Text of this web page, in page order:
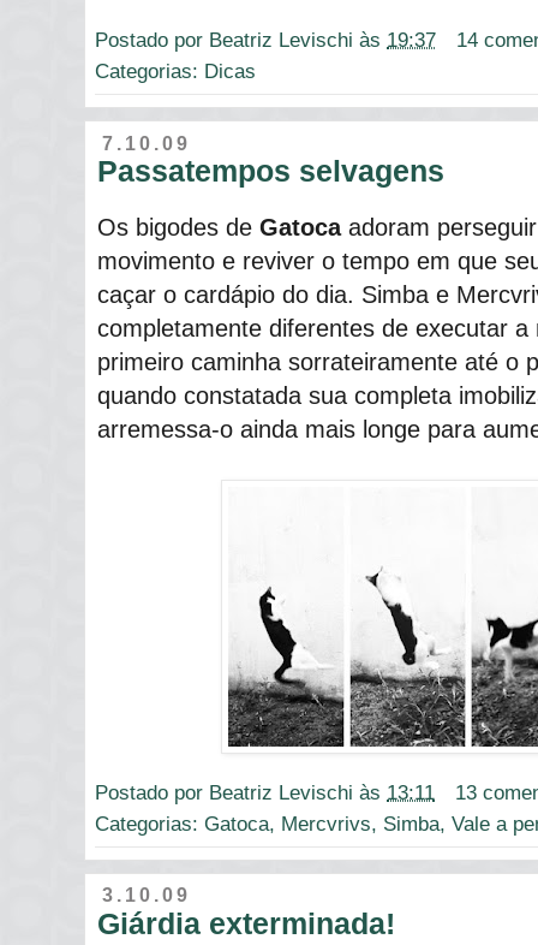
Postado por Beatriz Levischi às 19:37
14
Categorias: Dicas
7.10.09
Passatempos selvagens
Os bigodes de Gatocaadoram
movimento e reviver o tempo em que
caçar o cardápio do dia. Simba e
completamente diferentes de executar a
primeiro caminha sorrateiramente até o
quando constatada sua completa
arremessa-o ainda mais longe para
Postado por Beatriz Levischi às 13:11
13
Categorias: Gatoca, Mercvrivs, Simba, Vale a
3.10.09
Giárdia exterminada!